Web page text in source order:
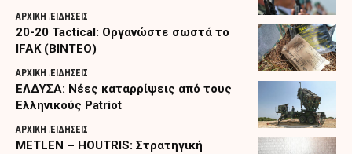
ΑΡΧΙΚΗ ΕΙΔΗΣΕΙΣ
20-20 Tactical: Οργανώστε σωστά το
IFAK (ΒΙΝΤΕΟ)
ΑΡΧΙΚΗ ΕΙΔΗΣΕΙΣ
ΕΛΔΥΣΑ: Νέες καταρρίψεις από τους
Ελληνικούς Patriot
ΑΡΧΙΚΗ ΕΙΔΗΣΕΙΣ
METLEN – HOUTRIS: Στρατηγική